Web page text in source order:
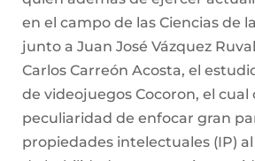
niños en los niveles de
México y Estados Unidos.
COMPARTE: